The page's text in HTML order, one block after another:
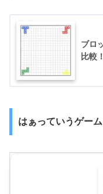
ブロ
比較
はぁっていうゲーム